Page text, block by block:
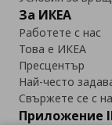
За ИКЕА
Работете с нас
Това е ИКЕА
Пресцентър
Най-често
Свържете се с
Приложение